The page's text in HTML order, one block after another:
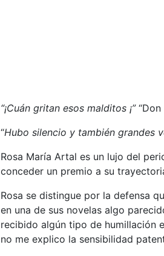
“¡Cuán gritan esos malditos ¡”“Don
“Hubo silencio y también grandes
Rosa María Artal es un lujo del
conceder un premio a su
Rosa se distingue por la defensa
en una de sus novelas algo
recibido algún tipo de humillación
no me explico la sensibilidad